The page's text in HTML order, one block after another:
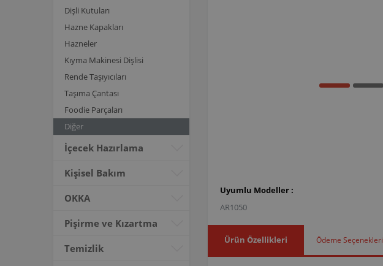
Dişli Kutuları
Hazne Kapakları
Hazneler
Kıyma Makinesi Dişlisi
Rende Taşıyıcıları
Taşıma Çantası
Foodie Parçaları
Diğer
İçecek Hazırlama
Kişisel Bakım
OKKA
Pişirme ve Kızartma
Temizlik
Uyumlu Modeller :
AR1050
Ürün Özellikleri Ödeme Seçenekleri